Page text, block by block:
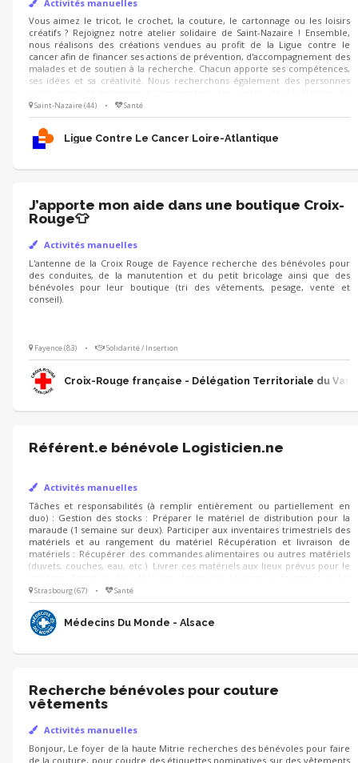
Activités manuelles
Vous aimez le tricot, le crochet, la couture, le cartonnage ou les loisirs
créatifs ? Rejoignez notre atelier solidaire de Saint-Nazaire ! Ensemble,
nous réalisons des créations vendues au profit de la Ligue contre le
cancer afin de financer ses actions de prévention, d'accompagnement des
malades et de soutien à la recherche. Chacun apporte ses compétences,
ses idées et sa créativité. Nous recherchons également des personnes
nouveaux partenariats ou d'imaginer de nouveaux lieux d'exposition.
Saint-Nazaire (44) • Santé
Ligue Contre Le Cancer Loire-Atlantique
J’apporte mon aide dans une boutique Croix-
Rouge👕
Activités manuelles
L'antenne de la Croix Rouge de Fayence recherche des bénévoles pour
des conduites, de la manutention et du petit bricolage ainsi que des
bénévoles pour leur boutique (tri des vêtements, pesage, vente et
conseil).
Fayence (83) • Solidarité / Insertion
Croix-Rouge française - Délégation Territoriale du Var
Référent.e bénévole Logisticien.ne
Activités manuelles
Tâches et responsabilités (à remplir entièrement ou partiellement en
duo) : Gestion des stocks : Préparer le matériel de distribution pour la
maraude (1 semaine sur deux). Participer aux inventaires trimestriels des
matériels et au rangement du matériel Récupération et livraison de
matériels : Récupérer des commandes alimentaires ou autres matériels
(duvets, couches, eau, etc.). Livrer ces matériels aux lieux prévus pour le
réparations ou entretiens périodiques (environ une fois par trimestre). En
parallèle, participation associative : contribuer à la vie associative et
militante du programme
Strasbourg (67) • Santé
Médecins Du Monde - Alsace
Recherche bénévoles pour couture
vêtements
Activités manuelles
Bonjour, Le foyer de la haute Mitrie recherches des bénévoles pour faire
de la couture, pour coudre des étiquettes nominatives sur des vêtements